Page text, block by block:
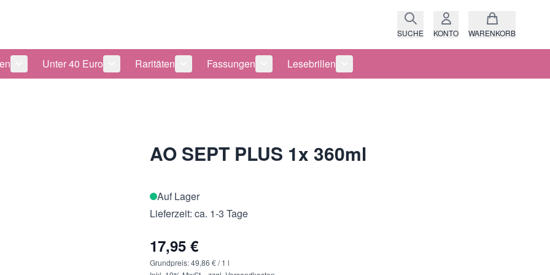
SUCHE KONTO WARENKORB
Pflegeprodukte anzeigen
Untermenü für Kategorie Sonnenbrillen anzeigen
Unter 40 Euro
Untermenü für Kategorie Unter 40 Euro anzeigen
Raritäten
Untermenü für Kategorie Raritäten anzeigen
Fassungen
Untermenü für Kategorie Fassungen anzeigen
Lesebrillen
Untermenü für Kategorie Lesebrillen anzeigen
AO SEPT PLUS 1x 360ml
Auf Lager
Lieferzeit: ca. 1-3 Tage
17,95 €
Grundpreis:49,86 €/ 1 l